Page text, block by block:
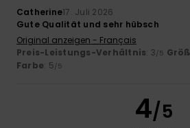
Catherine17. Juli 2026
Gute Qualität und sehr hübsch
Original anzeigen - Français
Preis-Leistungs-Verhältnis: 3/5
Farbe: 5/5
4/5